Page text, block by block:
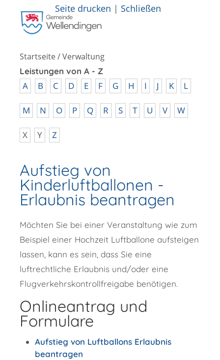
Seite drucken | Schließen
Startseite/Verwaltung
Leistungen von A - Z
A B C D E F G H I J K L
M N O P Q R S T U V W
X Y Z
Aufstieg von
Kinderluftballonen -
Erlaubnis beantragen
Möchten Sie bei einer Veranstaltung wie zum
Beispiel einer Hochzeit Luftballone aufsteigen
lassen, kann es sein, dass Sie eine
luftrechtliche Erlaubnis und/oder eine
Flugverkehrskontrollfreigabe benötigen.
Onlineantrag und
Formulare
Aufstieg von Luftballons Erlaubnis
beantragen